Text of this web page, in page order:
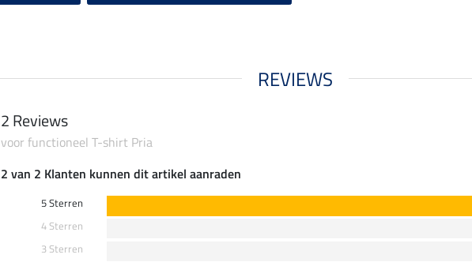
REVIEWS
2 Reviews
voor functioneel T-shirt Pria
2 van 2 Klanten kunnen dit artikel aanraden
5 Sterren
4 Sterren
3 Sterren